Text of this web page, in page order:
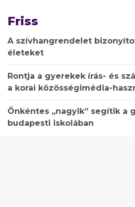
Friss
A szívhangrendelet
életeket
Rontja a gyerekek írás- és
a korai közösségimédia-
Önkéntes „nagyik” segítik a
budapesti iskolában